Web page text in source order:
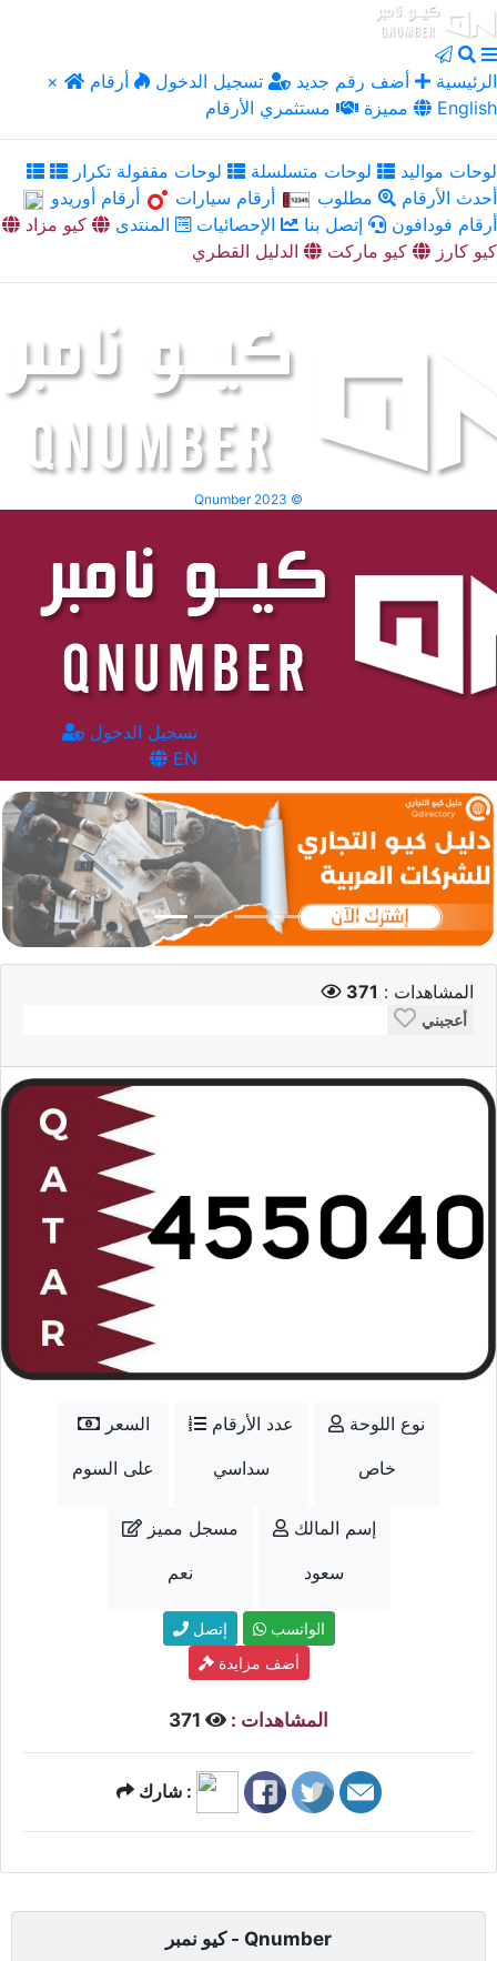
× الرئيسية أضف رقم جديد تسجيل الدخول
أرقام
مميزة
مستثمري الأرقام English
لوحات مواليد لوحات متسلسلة
لوحات مقفولة تكرار
أحدث الأرقام
مطلوب أرقام سيارات
أرقام أوريدو
أرقام فودافون
إتصل بنا الإحصائيات المنتدى
كيو مزاد
كيو كارز
كيو ماركت الدليل القطري
Qnumber 2023 ©
تسجيل الدخول
EN
المشاهدات : 371
أعجبني
السعر
على السوم
عدد الأرقام
سداسي
نوع اللوحة
خاص
مسجل مميز
نعم
إسم المالك
سعود
إتصل
الواتسب
أضف مزايدة
المشاهدات :
شارك :
كيو نمبر - Qnumber